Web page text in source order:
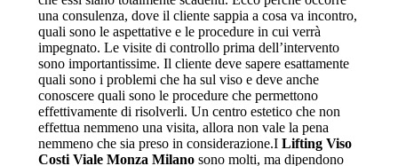
una consulenza, dove il cliente sappia a cosa va incontro,
quali sono le aspettative e le procedure in cui verrà
impegnato. Le visite di controllo prima dell’intervento
sono importantissime. Il cliente deve sapere esattamente
quali sono i problemi che ha sul viso e deve anche
conoscere quali sono le procedure che permettono
effettivamente di risolverli. Un centro estetico che non
effettua nemmeno una visita, allora non vale la pena
nemmeno che sia preso in considerazione.I Lifting Viso
Costi Viale Monza Milanosono molti, ma dipendono